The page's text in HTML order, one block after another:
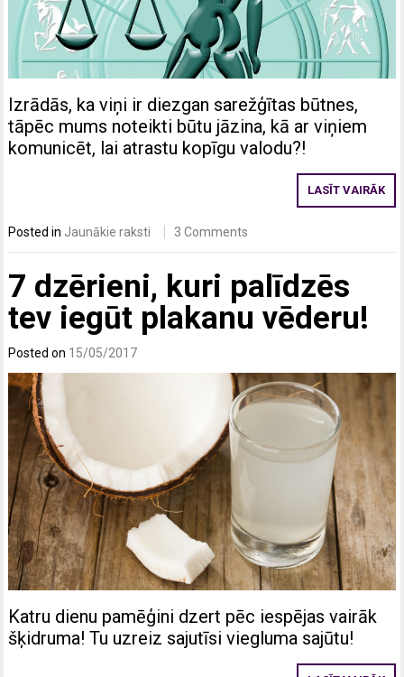
Izrādās, ka viņi ir diezgan sarežģītas būtnes,
tāpēc mums noteikti būtu jāzina, kā ar viņiem
komunicēt, lai atrastu kopīgu valodu?!
LASĪT VAIRĀK
Posted in Jaunākie raksti 3 Comments
7 dzērieni, kuri palīdzēs
tev iegūt plakanu vēderu!
Posted on 15/05/2017
Katru dienu pamēģini dzert pēc iespējas vairāk
šķidruma! Tu uzreiz sajutīsi viegluma sajūtu!